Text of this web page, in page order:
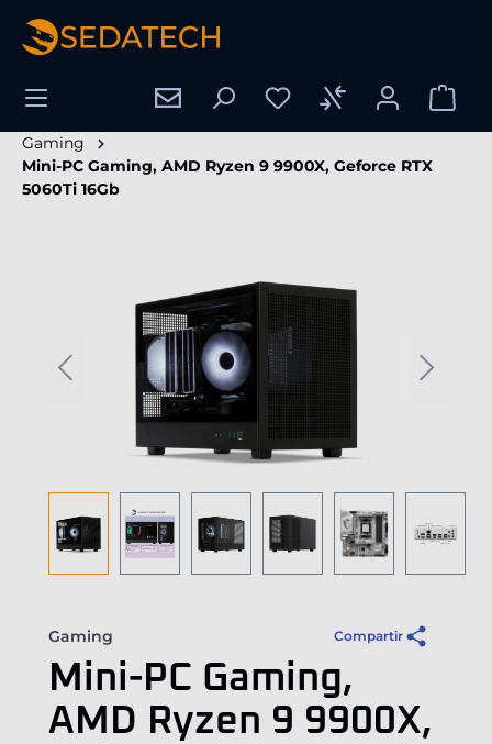
principal
Gaming
Mini-PC Gaming, AMD Ryzen 9 9900X, Geforce RTX
5060Ti 16Gb
Gaming Compartir
Mini-PC Gaming,
AMD Ryzen 9 9900X,